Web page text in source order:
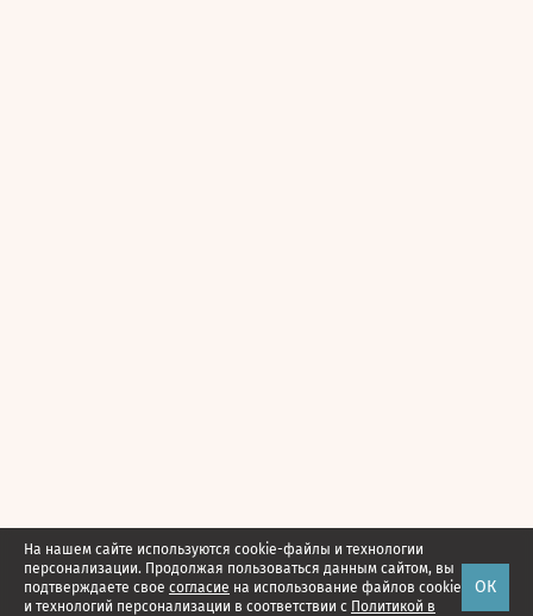
На нашем сайте используются cookie-файлы и технологии
персонализации. Продолжая пользоваться данным сайтом, вы
подтверждаете свое согласие на использование файлов cookie
и технологий персонализации в соответствии с Политикой в
ОК